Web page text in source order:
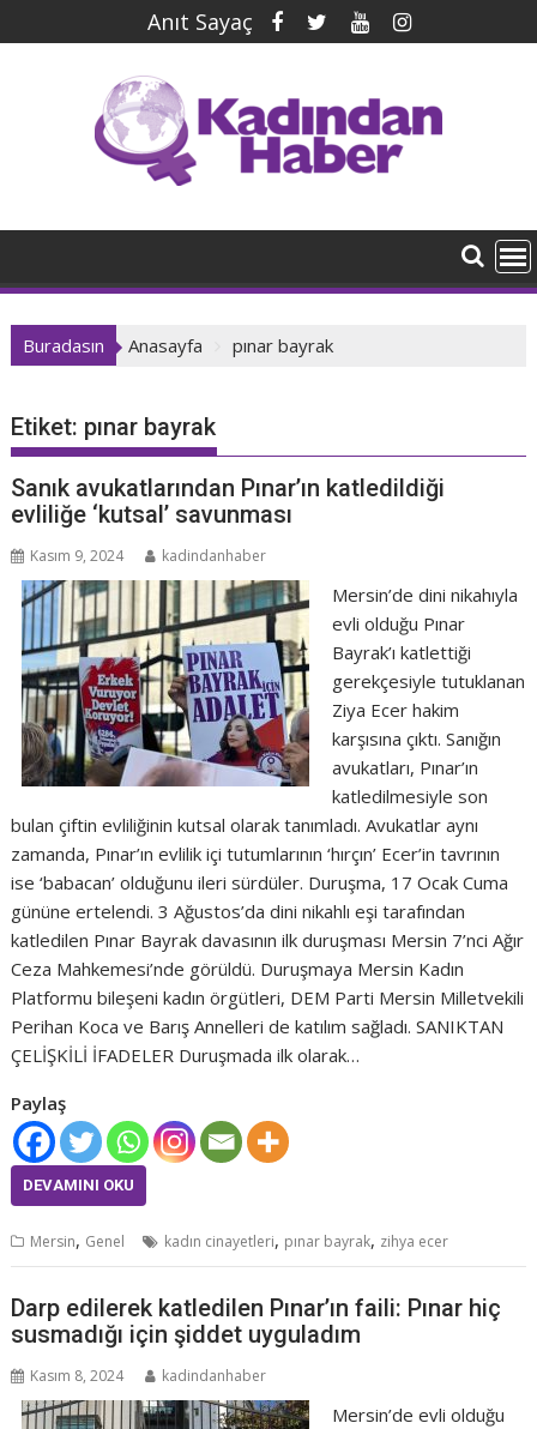
geç
Anıt Sayaç
Buradasın Anasayfa pınar bayrak
Etiket: pınar bayrak
Sanık avukatlarından Pınar’ın katledildiği
evliliğe ‘kutsal’ savunması
Kasım 9, 2024 kadindanhaber
Mersin’de dini nikahıyla
evli olduğu Pınar
Bayrak’ı katlettiği
gerekçesiyle tutuklanan
Ziya Ecer hakim
karşısına çıktı. Sanığın
avukatları, Pınar’ın
katledilmesiyle son
bulan çiftin evliliğinin kutsal olarak tanımladı. Avukatlar aynı
zamanda, Pınar’ın evlilik içi tutumlarının ‘hırçın’ Ecer’in tavrının
ise ‘babacan’ olduğunu ileri sürdüler. Duruşma, 17 Ocak Cuma
gününe ertelendi. 3 Ağustos’da dini nikahlı eşi tarafından
katledilen Pınar Bayrak davasının ilk duruşması Mersin 7’nci Ağır
Ceza Mahkemesi’nde görüldü. Duruşmaya Mersin Kadın
Platformu bileşeni kadın örgütleri, DEM Parti Mersin Milletvekili
Perihan Koca ve Barış Annelleri de katılım sağladı. SANIKTAN
ÇELİŞKİLİ İFADELER Duruşmada ilk olarak…
Paylaş
DEVAMINI OKU
Mersin, Genel kadın cinayetleri, pınar bayrak, zihya ecer
Darp edilerek katledilen Pınar’ın faili: Pınar hiç
susmadığı için şiddet uyguladım
Kasım 8, 2024 kadindanhaber
Mersin’de evli olduğu